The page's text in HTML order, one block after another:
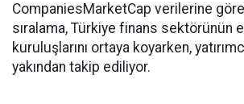
CompaniesMarketCap verilerine göre
sıralama, Türkiye finans sektörünün
kuruluşlarını ortaya koyarken,
yakından takip ediliyor.